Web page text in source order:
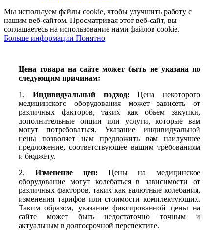
Мы используем файлы cookie, чтобы улучшить работу с
нашим веб-сайтом. Просматривая этот веб-сайт, вы
соглашаетесь на использование нами файлов cookie.
Больше информации Больше
Понятно
Цена товара на сайте может быть не указана по
следующим причинам:
1. Индивидуальный подход: Цена некоторого
медицинского оборудования может зависеть от
различных факторов, таких как объем закупки,
дополнительные опции или услуги, которые вам
могут потребоваться. Указание индивидуальной
цены позволяет нам предложить вам наилучшее
предложение, соответствующее вашим требованиям
и бюджету.
2. Изменение цен: Цены на медицинское
оборудование могут колебаться в зависимости от
различных факторов, таких как валютные колебания,
изменения тарифов или стоимости комплектующих.
Таким образом, указание фиксированной цены на
сайте может быть недостаточно точным и
актуальным в долгосрочной перспективе.